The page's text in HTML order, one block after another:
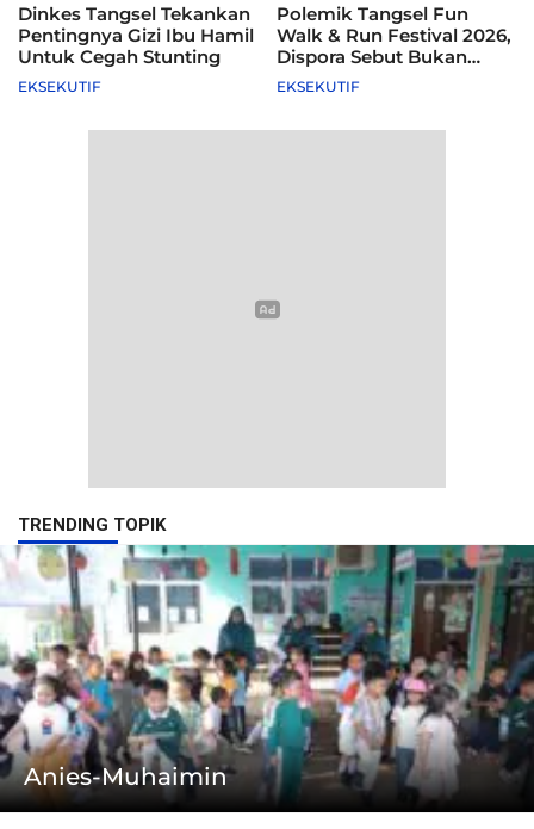
Dinkes Tangsel Tekankan
Pentingnya Gizi Ibu Hamil
Untuk Cegah Stunting
EKSEKUTIF
Polemik Tangsel Fun
Walk & Run Festival 2026,
Dispora Sebut Bukan
Agenda Pemkot
EKSEKUTIF
TRENDING TOPIK
Anies-Muhaimin